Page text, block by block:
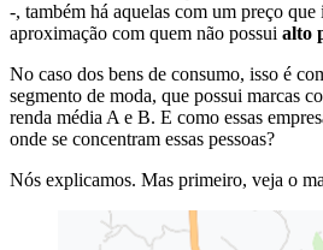
-, também há aquelas com um preço
aproximação com quem não possui alto
No caso dos bens de consumo, isso é
segmento de moda, que possui marcas
renda média A e B. E como essas
onde se concentram essas pessoas?
Nós explicamos. Mas primeiro, veja o